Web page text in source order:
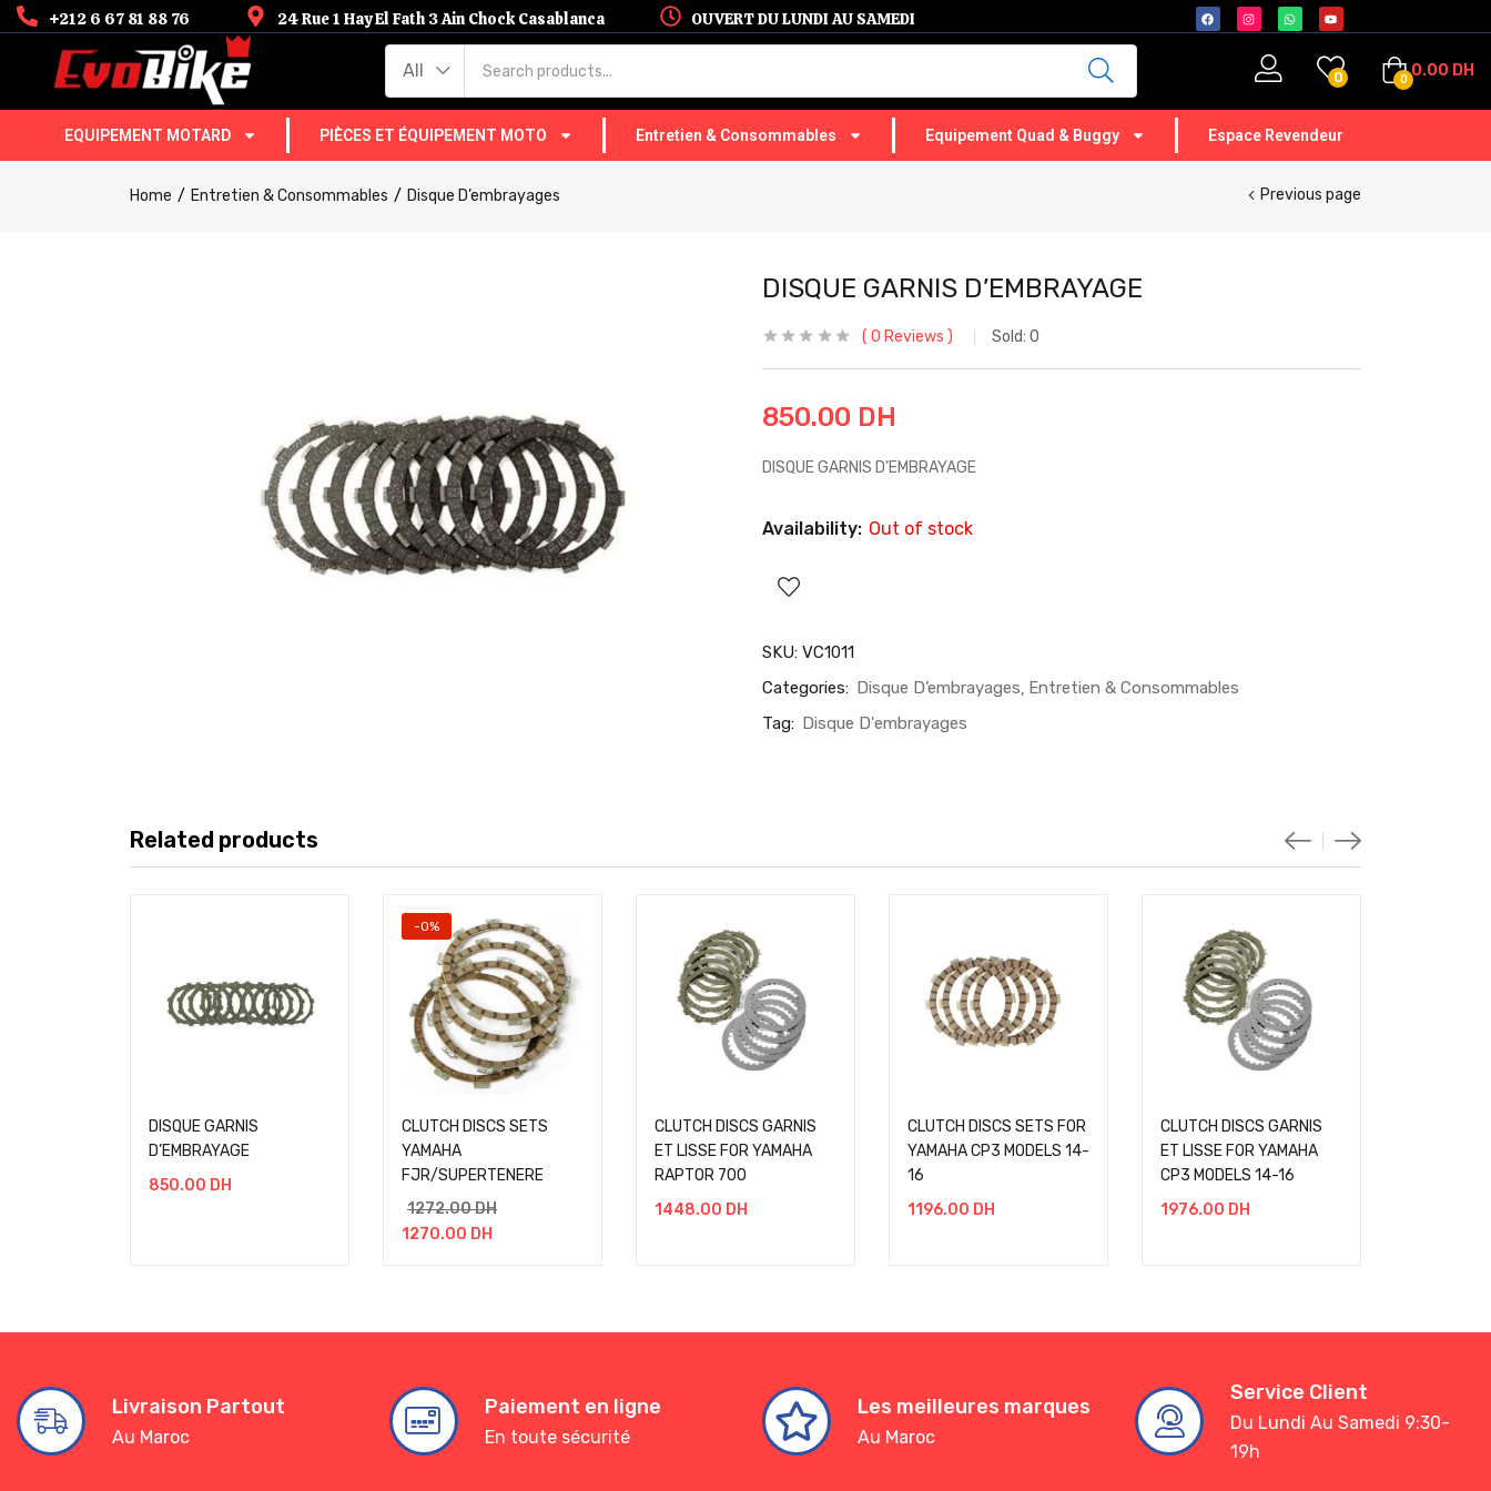
+212 6 67 81 88 76 24 Rue 1 Hay El Fath 3 Ain Chock Casablanca OUVERT DU LUNDI AU SAMEDI
All 0 0 0.00 DH
EQUIPEMENT MOTARD PIÈCES ET ÉQUIPEMENT MOTO Entretien & Consommables Equipement Quad & Buggy Espace Revendeur
Home Entretien & Consommables Disque D’embrayages Previous page
DISQUE GARNIS D’EMBRAYAGE
0 Reviews Sold: 0
850.00 DH
DISQUE GARNIS D’EMBRAYAGE
Availability: Out of stock
SKU: VC1011
Categories: Disque D’embrayages Entretien & Consommables
Tag: Disque D'embrayages
Related products
DISQUE GARNIS
D’EMBRAYAGE
850.00 DH
-0%
CLUTCH DISCS SETS
YAMAHA
FJR/SUPERTENERE
1272.00DH
1270.00 DH
CLUTCH DISCS GARNIS
ET LISSE FOR YAMAHA
RAPTOR 700
1448.00 DH
CLUTCH DISCS SETS FOR
YAMAHA CP3 MODELS 14-
16
1196.00 DH
CLUTCH DISCS GARNIS
ET LISSE FOR YAMAHA
CP3 MODELS 14-16
1976.00 DH
Livraison Partout
Au Maroc
Paiement en ligne
En toute sécurité
Les meilleures marques
Au Maroc
Service Client
Du Lundi Au Samedi 9:30-
19h